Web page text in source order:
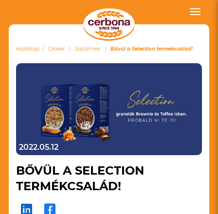
Toggle
Kezdőlap Cikkek Sajtóhírek Bővül a Selection termékcsalád!
2022.05.12
BŐVÜL A SELECTION
TERMÉKCSALÁD!